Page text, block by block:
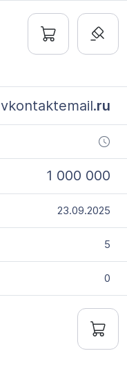
vkontaktemail.ru
1 000 000
23.09.2025
5
0